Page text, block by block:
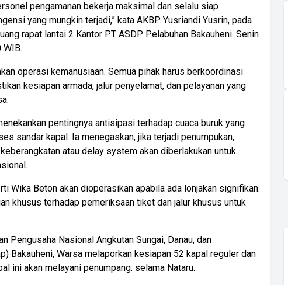
pengamanan bekerja maksimal dan selalu siap
yang mungkin terjadi,” kata AKBP Yusriandi Yusrin, pada
rapat lantai 2 Kantor PT ASDP Pelabuhan Bakauheni. Senin
operasi kemanusiaan. Semua pihak harus berkoordinasi
kesiapan armada, jalur penyelamat, dan pelayanan yang
pentingnya antisipasi terhadap cuaca buruk yang
sandar kapal. Ia menegaskan, jika terjadi penumpukan,
atau delay system akan diberlakukan untuk
Wika Beton akan dioperasikan apabila ada lonjakan signifikan.
khusus terhadap pemeriksaan tiket dan jalur khusus untuk
Pengusaha Nasional Angkutan Sungai, Danau, dan
Bakauheni, Warsa melaporkan kesiapan 52 kapal reguler dan
ini akan melayani penumpang. selama Nataru.